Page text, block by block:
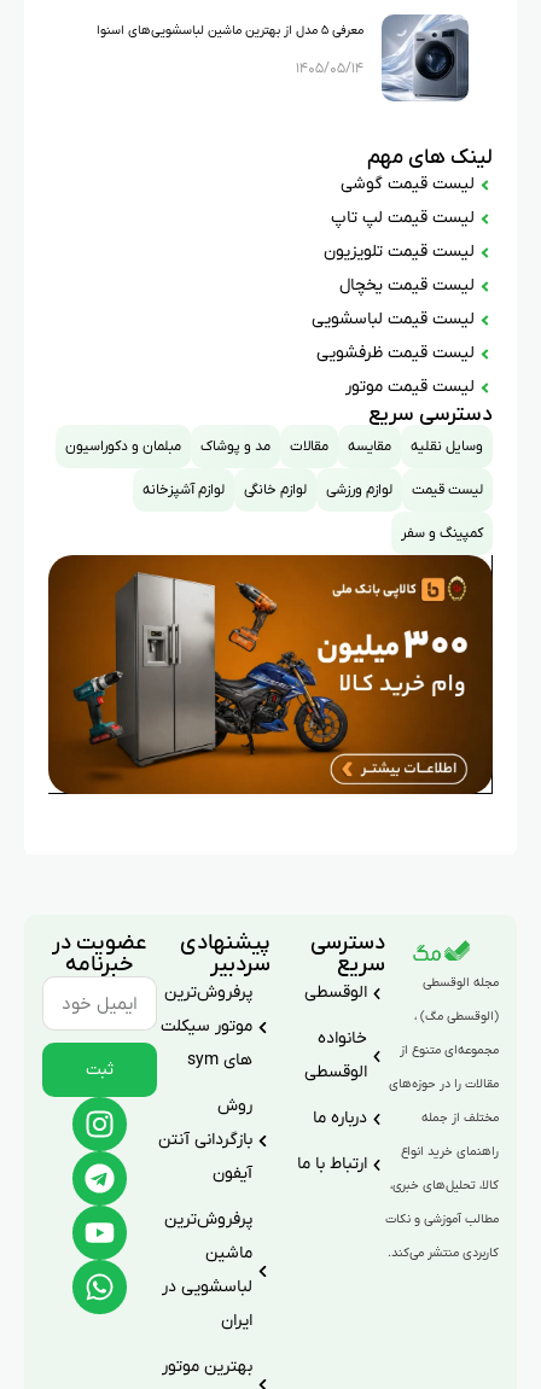
معرفی ۵ مدل از بهترین ماشین لباسشویی‌های اسنوا
۱۴۰۵/۰۵/۱۴
لینک های مهم
لیست قیمت گوشی
لیست قیمت لپ تاپ
لیست قیمت تلویزیون
لیست قیمت یخچال
لیست قیمت لباسشویی
لیست قیمت ظرفشویی
لیست قیمت موتور
دسترسی سریع
وسایل نقلیه مقایسه مقالات مد و پوشاک مبلمان و دکوراسیون
لیست قیمت لوازم ورزشی لوازم خانگی لوازم آشپزخانه
کمپینگ و سفر
مجله الوقسطی
(الوقسطی مگ) ،
مجموعه‌ای متنوع از
مقالات را در حوزه‌های
مختلف از جمله
راهنمای خرید انواع
کالا، تحلیل‌های خبری،
مطالب آموزشی و نکات
کاربردی منتشر می‌کند.
دسترسی
سریع
الوقسطی
خانواده
الوقسطی
درباره ما
ارتباط با ما
پیشنهادی
سردبیر
پرفروش‌ترین
موتور سیکلت
های sym
روش
بازگردانی آنتن
آیفون
پرفروش‌ترین
ماشین
لباسشویی در
ایران
بهترین موتور
عضویت در
خبرنامه
ثبت